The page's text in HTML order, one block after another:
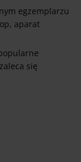
egzemplarzu
aparat
się